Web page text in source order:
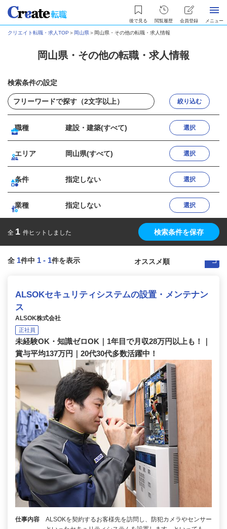
後で見る 閲覧履歴 会員登録 メニュー
クリエイト転職・求人TOP ＞ 岡山県＞ 岡山県・その他の転職・求人情報
岡山県・その他の転職・求人情報
検索条件の設定
絞り込む
職種 建設・建築(すべて) 選択
エリア 岡山県(すべて) 選択
条件 指定しない 選択
業種 指定しない 選択
全 1 件ヒットしました 検索条件を保存
全 1件中 1 - 1件を表示
ALSOKセキュリティシステムの設置・メンテナン
ス
ALSOK株式会社
正社員
未経験OK・知識ゼロOK｜1年目で月収28万円以上も！｜
賞与平均137万円｜20代30代多数活躍中！
仕事内容
ALSOKを契約するお客様先を訪問し、防犯カメラやセンサー